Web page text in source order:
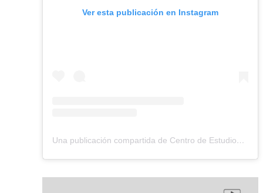
Ver esta publicación en Instagram
Una publicación compartida de Centro de Estudios Globales (@ceg.centrodeestudiosglobales)